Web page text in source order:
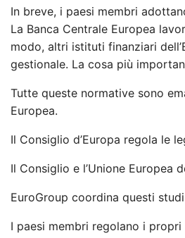
In breve, i paesi membri
La Banca Centrale Europea
modo, altri istituti finanziari
gestionale. La cosa più
Tutte queste normative sono
Europea.
Il Consiglio d’Europa regola le
Il Consiglio e l’Unione Europea
EuroGroup coordina questi
I paesi membri regolano i